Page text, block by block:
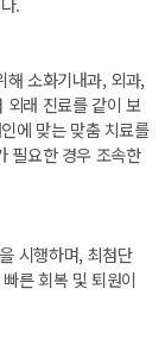
소화기내과, 외과,
외래 진료를 같이 보
에 맞는 맞춤 치료를
필요한 경우 조속한
시행하며, 최첨단
른 회복 및 퇴원이